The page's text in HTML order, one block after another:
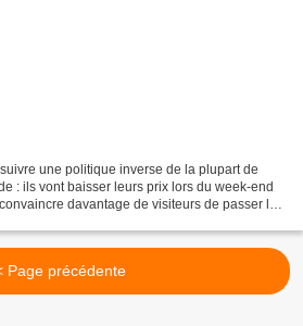
une politique inverse de la plupart de
: ils vont baisser leurs prix lors du week-end
davantage de visiteurs de passer la
Page précédente